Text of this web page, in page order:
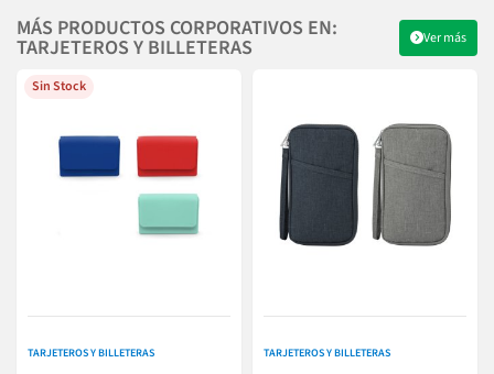
MÁS PRODUCTOS CORPORATIVOS EN:
TARJETEROS Y BILLETERAS Ver más
Sin Stock
TARJETEROS Y BILLETERAS TARJETEROS Y BILLETERAS